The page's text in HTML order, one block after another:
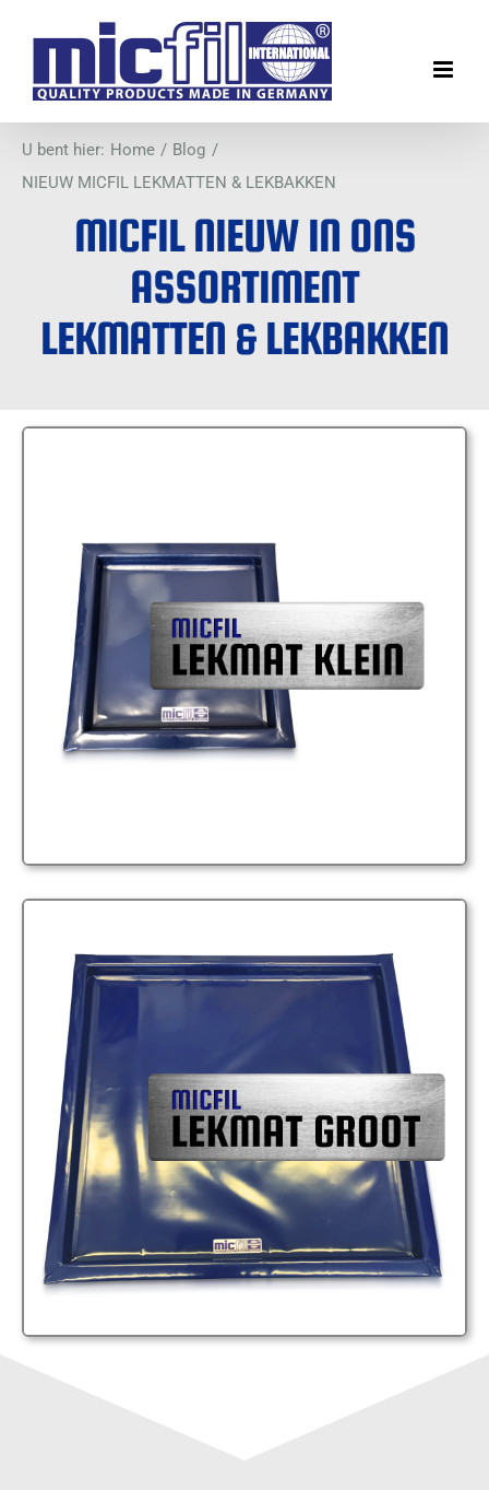
inhoud
U bent hier: Home
Blog
NIEUW MICFIL LEKMATTEN & LEKBAKKEN
MICFIL NIEUW IN ONS
ASSORTIMENT
LEKMATTEN & LEKBAKKEN